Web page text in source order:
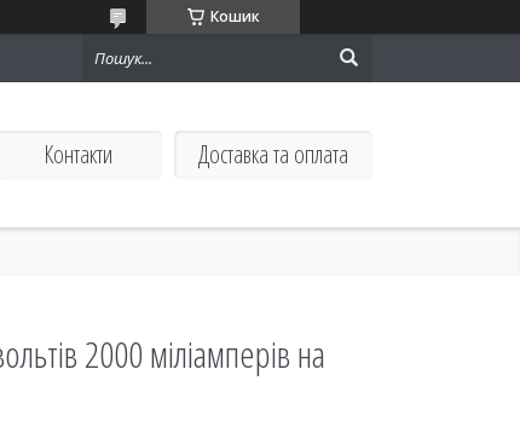
Кошик
Контакти Доставка та оплата
2000 міліамперів на